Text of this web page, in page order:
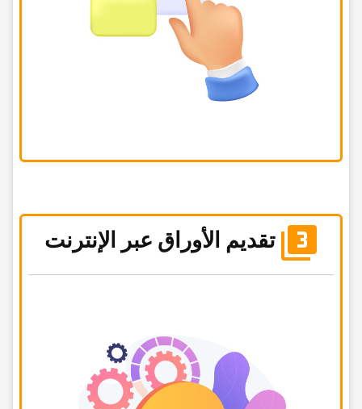
تقدیم الأوراق عبر الإنترنت